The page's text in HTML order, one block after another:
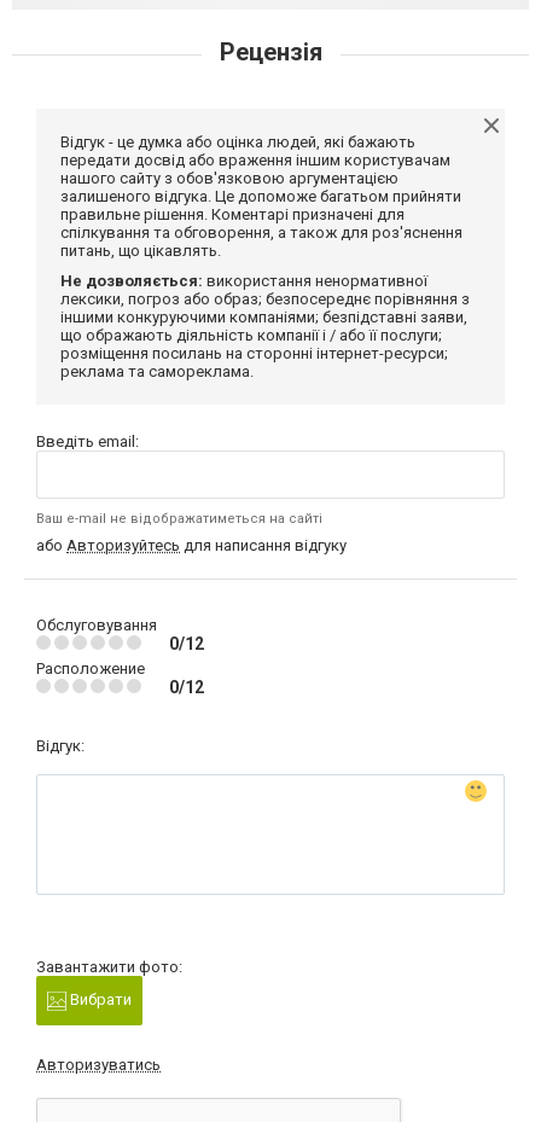
Рецензія
Відгук - це думка або оцінка людей, які бажають
передати досвід або враження іншим користувачам
нашого сайту з обов'язковою аргументацією
залишеного відгука. Це допоможе багатьом прийняти
правильне рішення. Коментарі призначені для
спілкування та обговорення, а також для роз'яснення
питань, що цікавлять.
Не дозволяється: використання ненормативної
лексики, погроз або образ; безпосереднє порівняння з
іншими конкуруючими компаніями; безпідставні заяви,
що ображають діяльність компанії і / або її послуги;
розміщення посилань на сторонні інтернет-ресурси;
реклама та самореклама.
Введіть email:
Ваш e-mail не відображатиметься на сайті
або Авторизуйтесь для написання відгуку
Обслуговування
0/12
Расположение
0/12
Відгук:
Завантажити фото:
Вибрати
Авторизуватись